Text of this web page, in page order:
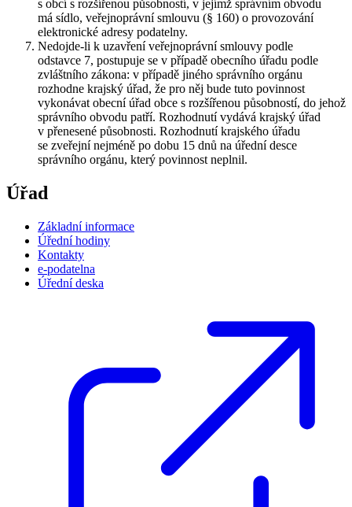
s obcí s rozšířenou působností, v jejímž správním obvodu
má sídlo, veřejnoprávní smlouvu (§ 160) o provozování
elektronické adresy podatelny.
Nedojde-li k uzavření veřejnoprávní smlouvy podle
odstavce 7, postupuje se v případě obecního úřadu podle
zvláštního zákona: v případě jiného správního orgánu
rozhodne krajský úřad, že pro něj bude tuto povinnost
vykonávat obecní úřad obce s rozšířenou působností, do jehož
správního obvodu patří. Rozhodnutí vydává krajský úřad
v přenesené působnosti. Rozhodnutí krajského úřadu
se zveřejní nejméně po dobu 15 dnů na úřední desce
správního orgánu, který povinnost neplnil.
Úřad
Základní informace
Úřední hodiny
Kontakty
e-podatelna
Úřední deska